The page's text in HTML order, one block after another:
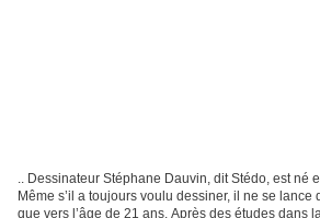
.. Dessinateur Stéphane Dauvin, dit Stédo, est né
Même s’il a toujours voulu dessiner, il ne se
que vers l’âge de 21 ans. Après des études dans